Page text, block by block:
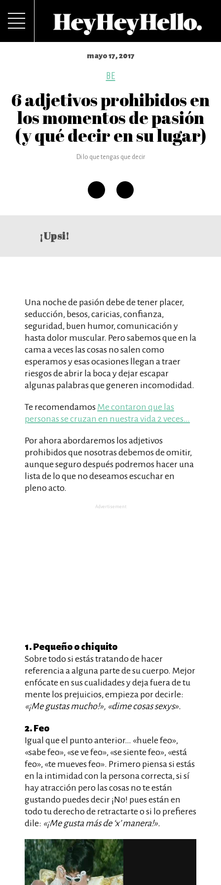
mayo 17, 2017
BE
6 adjetivos prohibidos en
los momentos de pasión
(y qué decir en su lugar)
Di lo que tengas que decir
¡Upsi!
Una noche de pasión debe de tener placer,
seducción, besos, caricias, confianza,
seguridad, buen humor, comunicación y
hasta dolor muscular. Pero sabemos que en la
cama a veces las cosas no salen como
esperamos y esas ocasiones llegan a traer
riesgos de abrir la boca y dejar escapar
algunas palabras que generen incomodidad.
Te recomendamos Me contaron que las
personas se cruzan en nuestra vida 2 veces…
Por ahora abordaremos los adjetivos
prohibidos que nosotras debemos de omitir,
aunque seguro después podremos hacer una
lista de lo que no deseamos escuchar en
pleno acto.
Advertisement
1. Pequeño o chiquito
Sobre todo si estás tratando de hacer
referencia a alguna parte de su cuerpo. Mejor
enfócate en sus cualidades y deja fuera de tu
mente los prejuicios, empieza por decirle:
«¡Me gustas mucho!», «dime cosas sexys».
2. Feo
Igual que el punto anterior… «huele feo»,
«sabe feo», «se ve feo», «se siente feo», «está
feo», «te mueves feo». Primero piensa si estás
en la intimidad con la persona correcta, si sí
hay atracción pero las cosas no te están
gustando puedes decir ¡No! pues están en
todo tu derecho de retractarte o si lo prefieres
dile: «¡Me gusta más de ‘x’ manera!».